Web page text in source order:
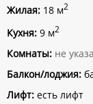
Жилая: 18 м2
Кухня: 9 м2
Комнаты: не
Балкон/лоджия:
Лифт: есть лифт